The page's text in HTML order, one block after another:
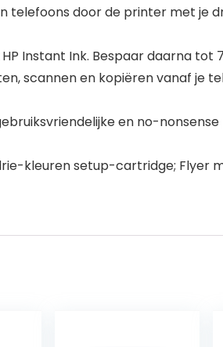
telefoons door de printer met
Instant Ink. Bespaar daarna tot
scannen en kopiëren vanaf je
en no-
kleuren setup-cartridge; Flyer